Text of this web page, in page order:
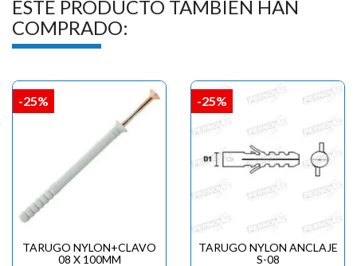
ESTE PRODUCTO TAMBIÉN HAN
COMPRADO:
TARUGO NYLON+CLAVO
08 X 100MM
-25%
TARUGO NYLON ANCLAJE
S-08
-25%